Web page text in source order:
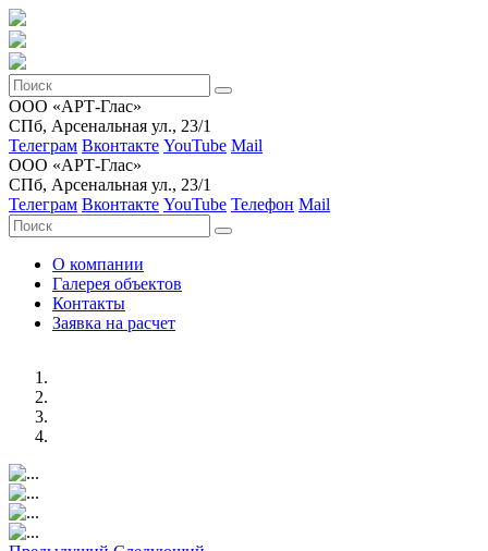
ООО «АРТ-Глас»
СПб, Арсенальная ул., 23/1
Телеграм Вконтакте YouTube Mail
ООО «АРТ-Глас»
СПб, Арсенальная ул., 23/1
Телеграм Вконтакте YouTube Телефон Mail
О компании
Галерея объектов
Контакты
Заявка на расчет